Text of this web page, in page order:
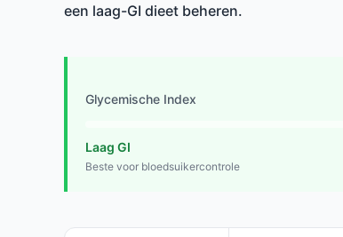
een laag-GI dieet beheren.
Glycemische Index
Laag GI
Beste voor bloedsuikercontrole